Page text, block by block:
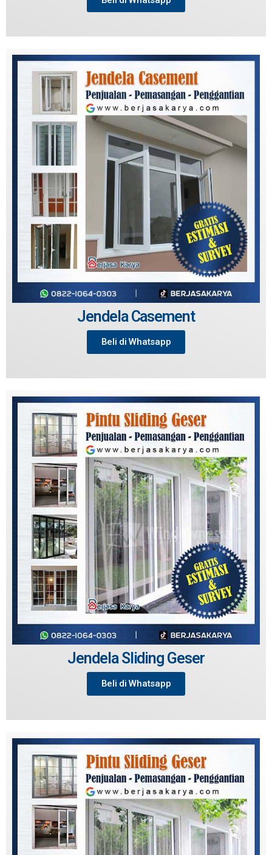
Jendela Casement
Beli di Whatsapp
Jendela Sliding Geser
Beli di Whatsapp